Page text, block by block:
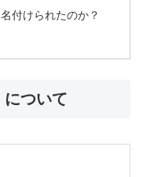
付けられたのか？
について